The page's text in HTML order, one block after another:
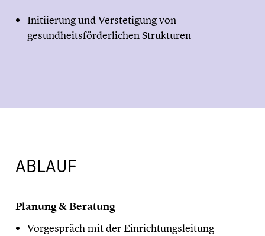
Initiierung und Verstetigung von
gesundheitsförderlichen Strukturen
ABLAUF
Planung & Beratung
Vorgespräch mit der Einrichtungsleitung